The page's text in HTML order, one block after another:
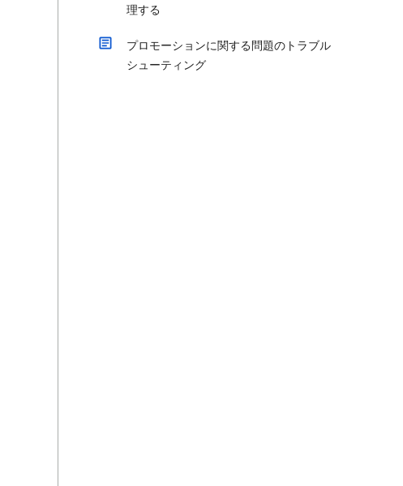
理する
プロモーションに関する問題のトラブル
シューティング